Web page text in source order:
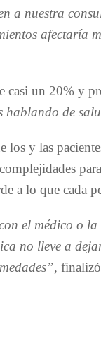
a nuestra
afectaría
casi un 20% y
hablando de
y las
a lo que cada
el médico o
no lleve a
,